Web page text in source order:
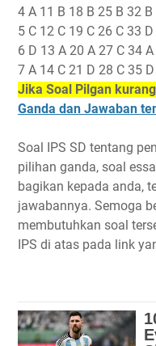
4 A 11 B 18 B 25 B 32 B
5 C 12 C 19 C 26 C 33 D
6 D 13 A 20 A 27 C 34 A
7 A 14 C 21 D 28 C 35 D
Jika Soal Pilgan
Ganda dan Jawaban
Soal IPS SD tentang
pilihan ganda, soal
bagikan kepada anda,
jawabannya. Semoga
membutuhkan soal
IPS di atas pada link